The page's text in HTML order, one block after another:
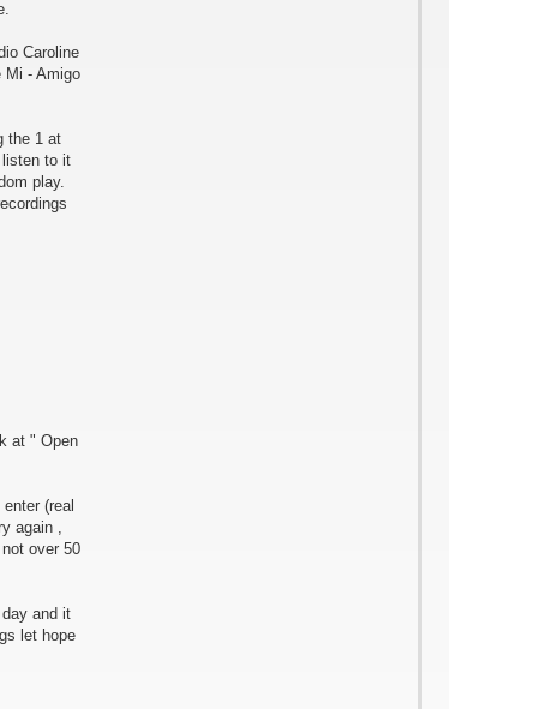
Caroline
Mi - Amigo
the 1 at
listen to it
play.
at " Open
(real
again ,
over 50
and it
let hope